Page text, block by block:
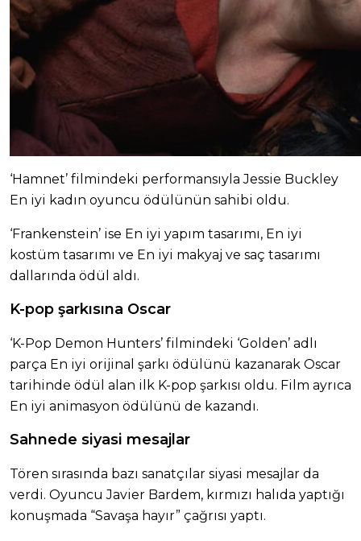
‘Hamnet’ filmindeki performansıyla Jessie Buckley
En iyi kadın oyuncu ödülünün sahibi oldu.
‘Frankenstein’ ise En iyi yapım tasarımı, En iyi
kostüm tasarımı ve En iyi makyaj ve saç tasarımı
dallarında ödül aldı.
K-pop şarkısına Oscar
‘K-Pop Demon Hunters’ filmindeki ‘Golden’ adlı
parça En iyi orijinal şarkı ödülünü kazanarak Oscar
tarihinde ödül alan ilk K-pop şarkısı oldu. Film ayrıca
En iyi animasyon ödülünü de kazandı.
Sahnede siyasi mesajlar
Tören sırasında bazı sanatçılar siyasi mesajlar da
verdi. Oyuncu Javier Bardem, kırmızı halıda yaptığı
konuşmada “Savaşa hayır” çağrısı yaptı.